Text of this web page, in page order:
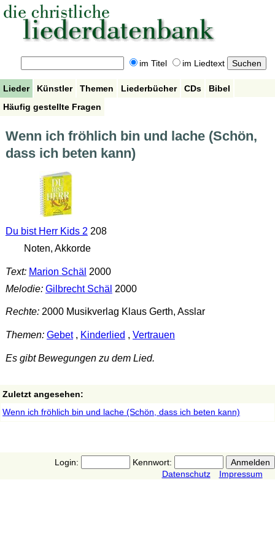
im Titel im Liedtext
Lieder Künstler Themen Liederbücher CDs
Bibel
Häufig gestellte Fragen
Wenn ich fröhlich bin und lache (Schön,
dass ich beten kann)
Du bist Herr Kids 2 208
Noten, Akkorde
Text: Marion Schäl 2000
Melodie: Gilbrecht Schäl 2000
Rechte:2000 Musikverlag Klaus Gerth, Asslar
Themen: Gebet, Kinderlied , Vertrauen
Es gibt Bewegungen zu dem Lied.
Zuletzt angesehen:
Wenn ich fröhlich bin und lache (Schön, dass ich beten kann)
Login:
Kennwort:
Datenschutz
Impressum